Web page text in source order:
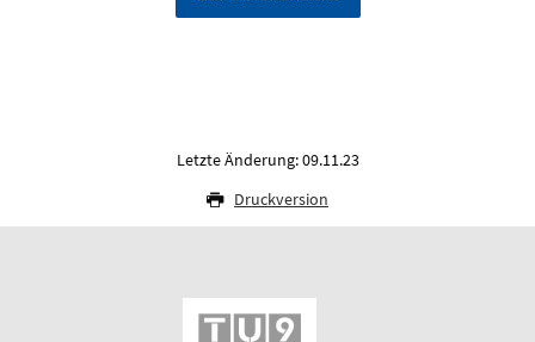
Letzte Änderung: 09.11.23
Druckversion